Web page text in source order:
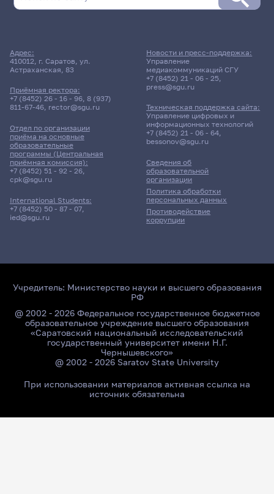
Адрес:
410012, г. Саратов, ул.
Астраханская, 83
Приёмная ректора:
+7 (8452) 26 - 16 - 96, 8 (937)
811-67-46, rector@sgu.ru
Отдел по организации
приёма на основные
образовательные
программы (Центральная
приёмная комиссия):
+7 (8452) 51 - 92 - 26,
cpk@sgu.ru
International Students:
+7 (8452) 50 - 87 - 07,
ied@sgu.ru
Сведения об
образовательной
организации
Политика обработки
персональных данных
Противодействие
коррупции
Новости и пресс-поддержка:
Управление
медиакоммуникаций СГУ
+7 (8452) 21 - 06 - 25,
press@sgu.ru
Техническая поддержка сайта:
Управление цифровых и
информационных технологий
+7 (8452) 21 - 06 - 64,
bessonov@sgu.ru
Учредитель: Министерство науки и высшего образования
РФ
@ 2002 - 2026 Федеральное государственное бюджетное
образовательное учреждение высшего образования
«Саратовский национальный исследовательский
государственный университет имени Н.Г.
Чернышевского»
@ 2002 - 2026 Saratov State University
При использовании материалов активная ссылка на
источник обязательна